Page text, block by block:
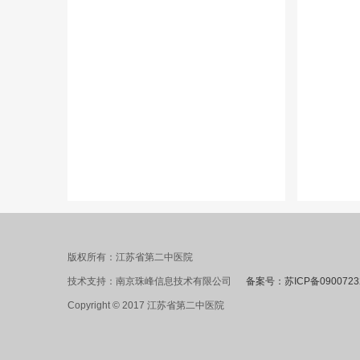
版权所有：江苏省第二中医院
技术支持：南京珠峰信息技术有限公司 备案号：苏ICP备
Copyright © 2017 江苏省第二中医院